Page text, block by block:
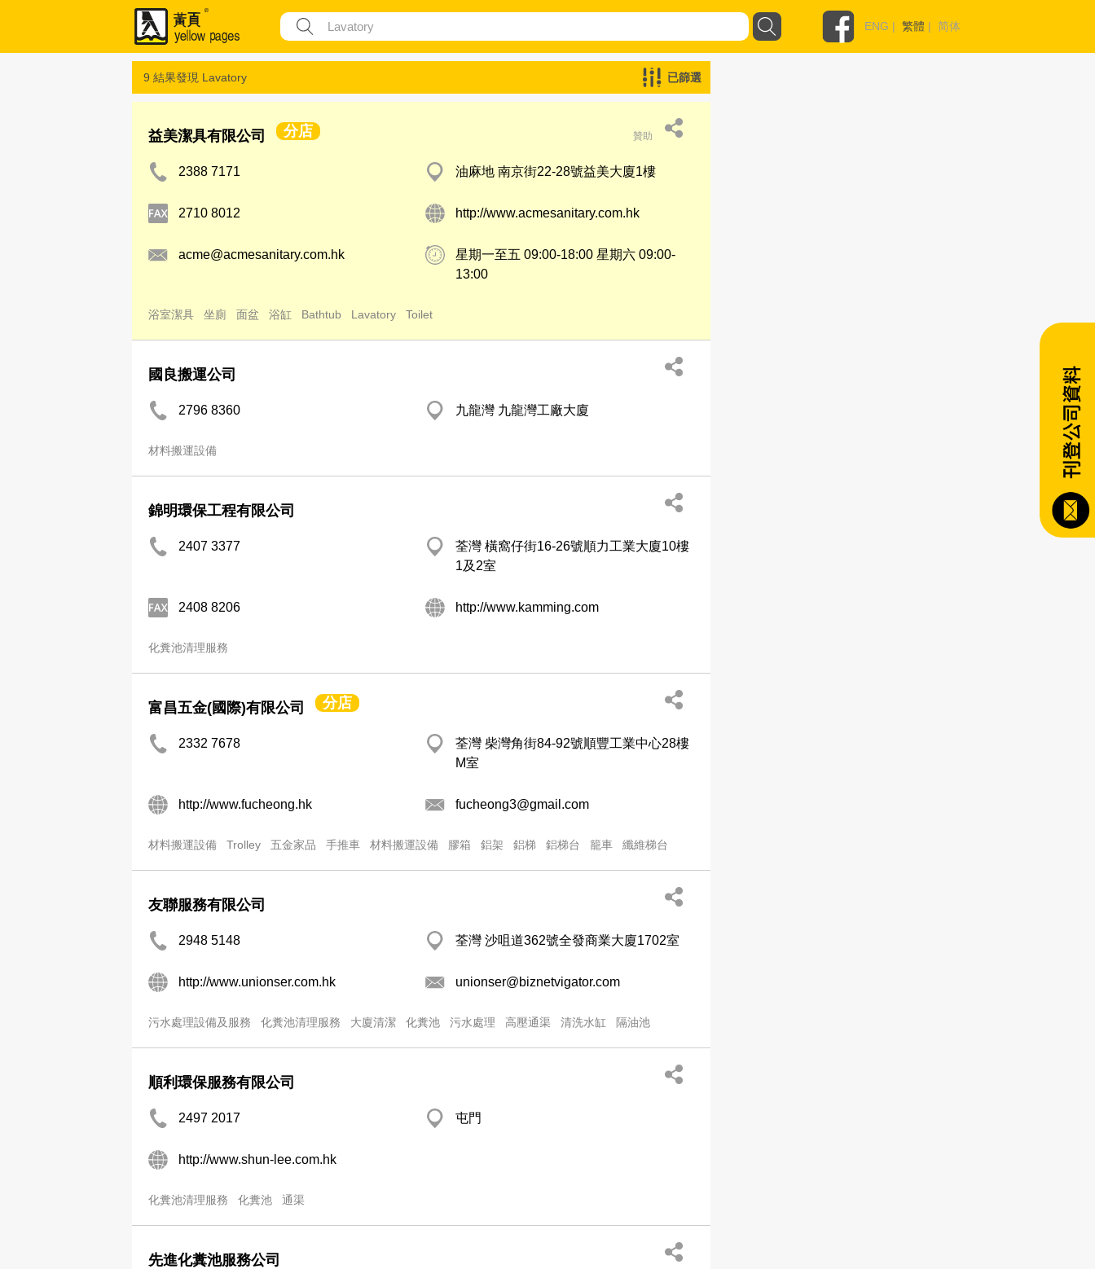
ENG | 繁體 | 简体
9 結果發現 Lavatory 已篩選
益美潔具有限公司 分店 贊助
2388 7171 油麻地 南京街22-28號益美大廈1樓
2710 8012 http://www.acmesanitary.com.hk
acme@acmesanitary.com.hk
星期一至五 09:00-18:00 星期六 09:00-
13:00
浴室潔具 坐廁 面盆 浴缸 Bathtub Lavatory Toilet
國良搬運公司
2796 8360 九龍灣 九龍灣工廠大廈
材料搬運設備
錦明環保工程有限公司
2407 3377
荃灣 橫窩仔街16-26號順力工業大廈10樓
1及2室
2408 8206 http://www.kamming.com
化糞池清理服務
富昌五金(國際)有限公司 分店
2332 7678
荃灣 柴灣角街84-92號順豐工業中心28樓
M室
http://www.fucheong.hk fucheong3@gmail.com
材料搬運設備 Trolley 五金家品 手推車 材料搬運設備 膠箱 鋁架 鋁梯 鋁梯台 籠車 纖維梯台
友聯服務有限公司
2948 5148 荃灣 沙咀道362號全發商業大廈1702室
http://www.unionser.com.hk unionser@biznetvigator.com
污水處理設備及服務 化糞池清理服務 大廈清潔 化糞池 污水處理 高壓通渠 清洗水缸 隔油池
順利環保服務有限公司
2497 2017 屯門
http://www.shun-lee.com.hk
化糞池清理服務 化糞池 通渠
先進化糞池服務公司